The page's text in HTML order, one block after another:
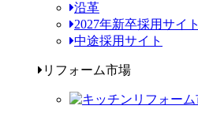
沿革
2027年新卒採用サイト
中途採用サイト
リフォーム市場